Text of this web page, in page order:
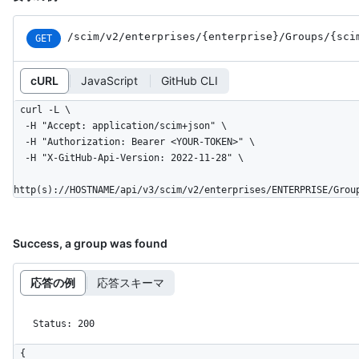
GET /scim/v2 /enterprises /{enterprise} /Groups /
cURL JavaScript GitHub CLI
curl -L \
http(s)://HOSTNAME/api/v3/scim/v2/enterprises/ENTERPRISE/
Success, a group was found
応答の例 応答スキーマ
Status: 200
{